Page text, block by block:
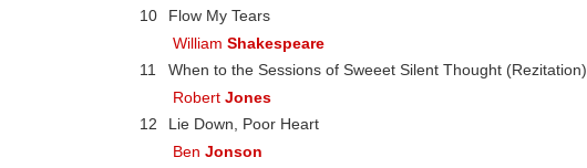
10
Flow My Tears
WilliamShakespeare
11
When to the Sessions of Sweeet Silent Thought (Rezitation)
RobertJones
12
Lie Down, Poor Heart
BenJonson